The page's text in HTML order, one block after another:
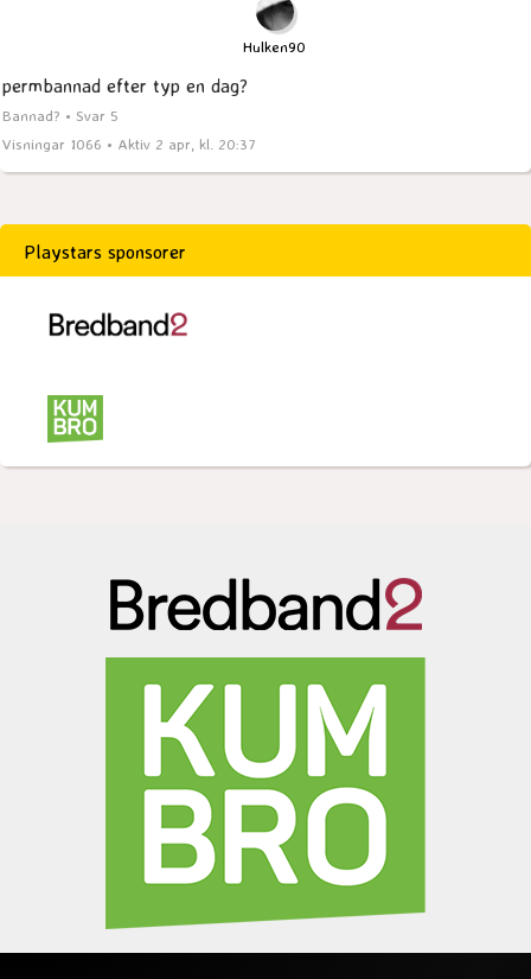
Hulken90
permbannad efter typ en dag?
Bannad? • Svar 5
Visningar 1066 • Aktiv 2 apr, kl. 20:37
Playstars sponsorer